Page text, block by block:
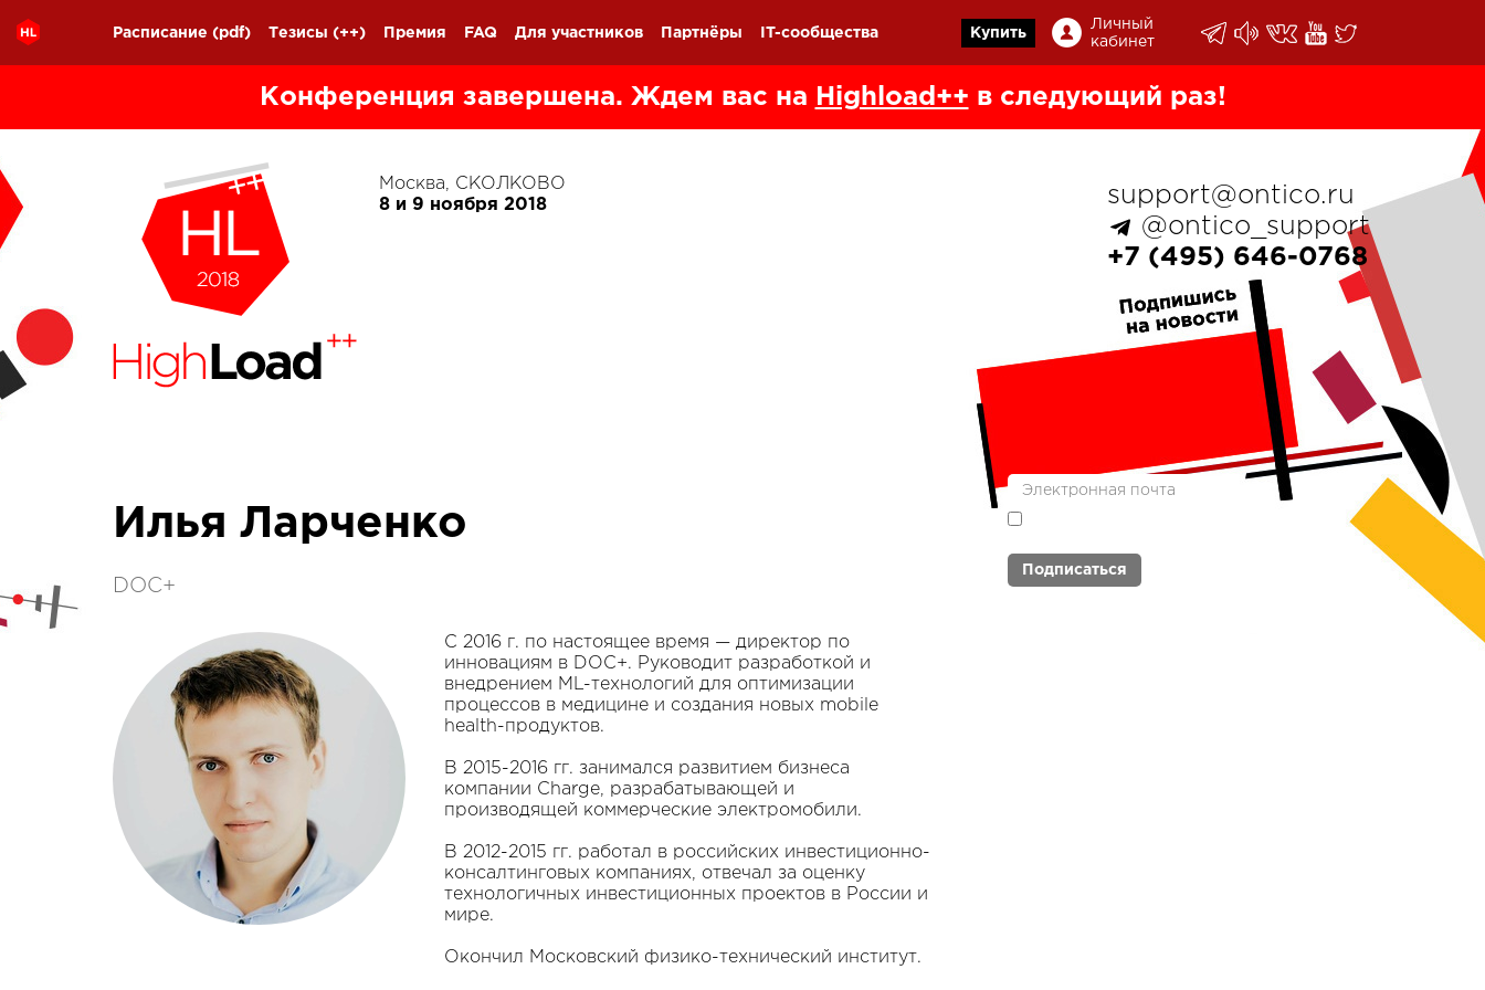
Купить
Личный
кабинет
Расписание (pdf) Тезисы (++) Премия FAQ Для участников Партнёры IT-сообщества
Конференция завершена. Ждем вас на Highload++ в следующий раз!
Москва, СКОЛКОВО
8 и 9 ноября 2018
support@ontico.ru
@ontico_support
+7 (495) 646-0768
Илья Ларченко
DOC+
С 2016 г. по настоящее время — директор по
инновациям в DOC+. Руководит разработкой и
внедрением ML-технологий для оптимизации
процессов в медицине и создания новых mobile
health-продуктов.
В 2015-2016 гг. занимался развитием бизнеса
компании Charge, разрабатывающей и
производящей коммерческие электромобили.
В 2012-2015 гг. работал в российских инвестиционно-
консалтинговых компаниях, отвечал за оценку
технологичных инвестиционных проектов в России и
мире.
Окончил Московский физико-технический институт.